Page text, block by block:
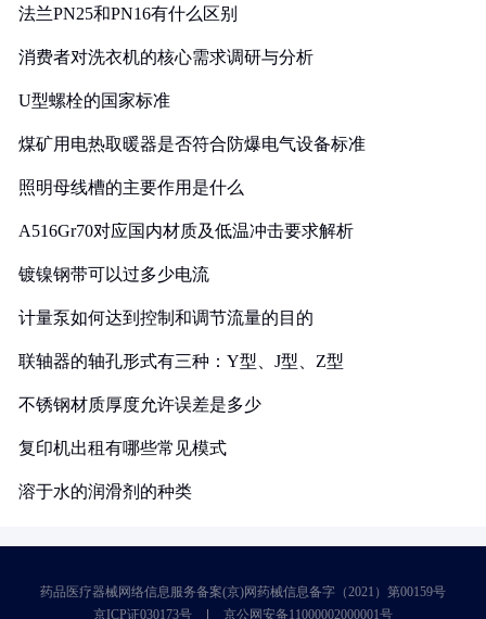
法兰PN25和PN16有什么区别
消费者对洗衣机的核心需求调研与分析
U型螺栓的国家标准
煤矿用电热取暖器是否符合防爆电气设备标准
照明母线槽的主要作用是什么
A516Gr70对应国内材质及低温冲击要求解析
镀镍钢带可以过多少电流
计量泵如何达到控制和调节流量的目的
联轴器的轴孔形式有三种：Y型、J型、Z型
不锈钢材质厚度允许误差是多少
复印机出租有哪些常见模式
溶于水的润滑剂的种类
药品医疗器械网络信息服务备案(京)网药械信息备字（2021）第00159号
京ICP证030173号
京公网安备11000002000001号